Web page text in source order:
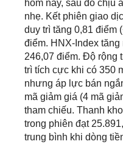
hôm nay, sau đó chịu
nhẹ. Kết phiên giao
duy trì tăng 0,81 điểm
điểm. HNX-Index
246,07 điểm. Độ rộng
trì tích cực khi có 350
nhưng áp lực bán
mã giảm giá (4 mã
tham chiếu. Thanh
trong phiên đạt
trung bình khi dòng